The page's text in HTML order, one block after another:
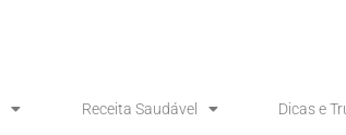
Receita Saudável Dicas e